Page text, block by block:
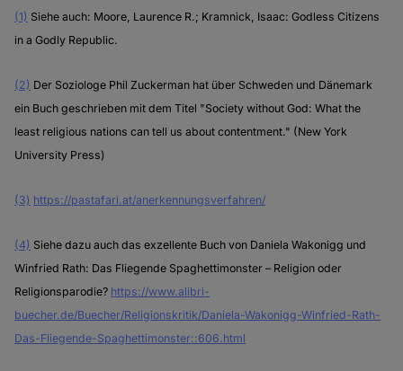
(1) Siehe auch: Moore, Laurence R.; Kramnick, Isaac: Godless Citizens
in a Godly Republic.
(2) Der Soziologe Phil Zuckerman hat über Schweden und Dänemark
ein Buch geschrieben mit dem Titel "Society without God: What the
least religious nations can tell us about contentment." (New York
University Press)
(3) https://pastafari.at/anerkennungsverfahren/
(4) Siehe dazu auch das exzellente Buch von Daniela Wakonigg und
Winfried Rath: Das Fliegende Spaghettimonster – Religion oder
Religionsparodie? https://www.alibri-
buecher.de/Buecher/Religionskritik/Daniela-Wakonigg-Winfried-Rath-
Das-Fliegende-Spaghettimonster::606.html